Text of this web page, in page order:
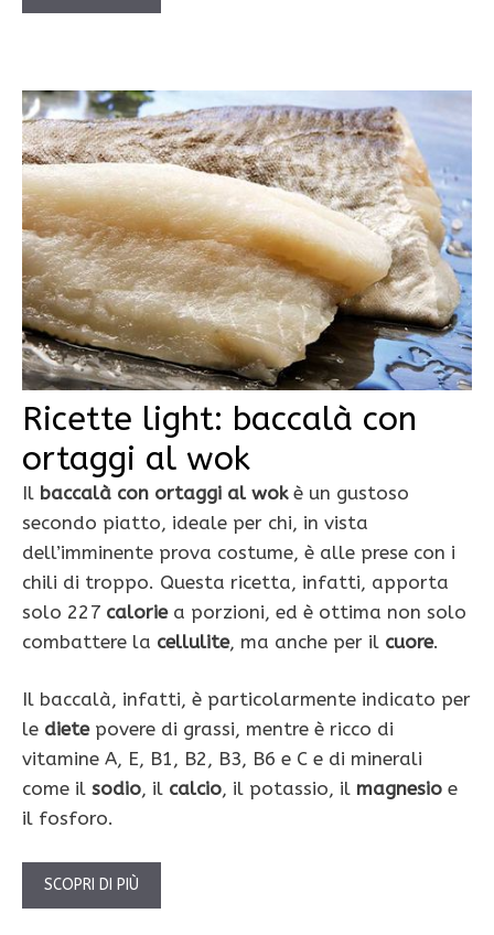
Ricette light: baccalà con
ortaggi al wok
Il baccalà con ortaggi al wokè un gustoso
secondo piatto, ideale per chi, in vista
dell’imminente prova costume, è alle prese con i
chili di troppo. Questa ricetta, infatti, apporta
solo 227 caloriea porzioni, ed è ottima non solo
combattere la cellulite, ma anche per il cuore.
Il baccalà, infatti, è particolarmente indicato per
le dietepovere di grassi, mentre è ricco di
vitamine A, E, B1, B2, B3, B6 e C e di minerali
come il sodio, il calcio, il potassio, il magnesio e
il fosforo.
SCOPRI DI PIÙ